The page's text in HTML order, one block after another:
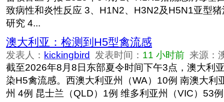
致病性和炎性反应 3、H1N2、H3N2及H5N1亚型
研究 4...
澳大利亚：检测到H5型禽流感
发表人： kickingbird 发表时间： 11 小时前 来源：
截至2026年8月8日东部夏令时间下午3点，澳大利
染H5禽流感。西澳大利亚州（WA）10例 南澳大利
州 4例 昆士兰（QLD）1例 维多利亚州（VIC）53例